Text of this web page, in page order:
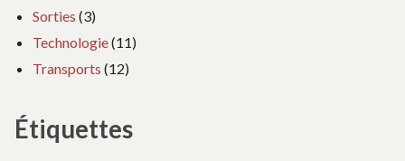
Sorties (3)
Technologie(11)
Transports (12)
Étiquettes